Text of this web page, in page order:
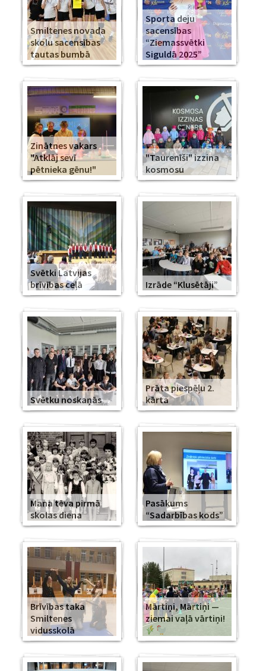
Smiltenes novada
skolu sacensības
tautas bumbā
Sporta deju
sacensības
“Ziemassvētki
Siguldā 2025”
Zinātnes vakars
"Atklāj sevī
pētnieka gēnu!"
"Taurenīši" izzina
kosmosu
Svētki Latvijas
brīvības ceļā
Izrāde “Klusētāji”
Svētku noskaņās
Prāta piespēļu 2.
kārta
Mana tēva pirmā
skolas diena
Pasākums
“Sadarbības kods”
Brīvības taka
Smiltenes
vidusskolā
Mārtiņi, Mārtiņi —
ziemai vaļā vārtiņi!